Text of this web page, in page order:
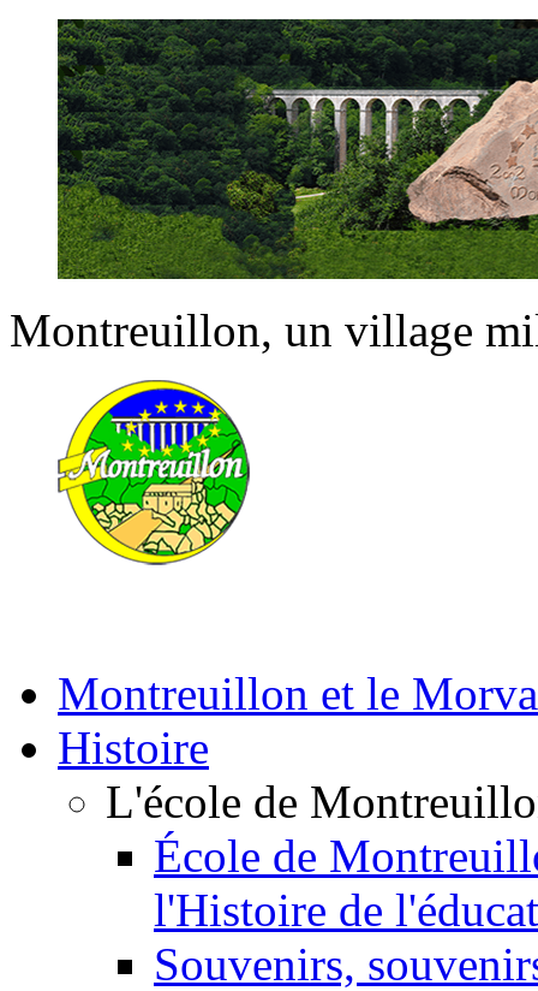
Montreuillon, un village
Montreuillon et le
Histoire
L'école de
École de
l'Histoire de
Souvenirs,